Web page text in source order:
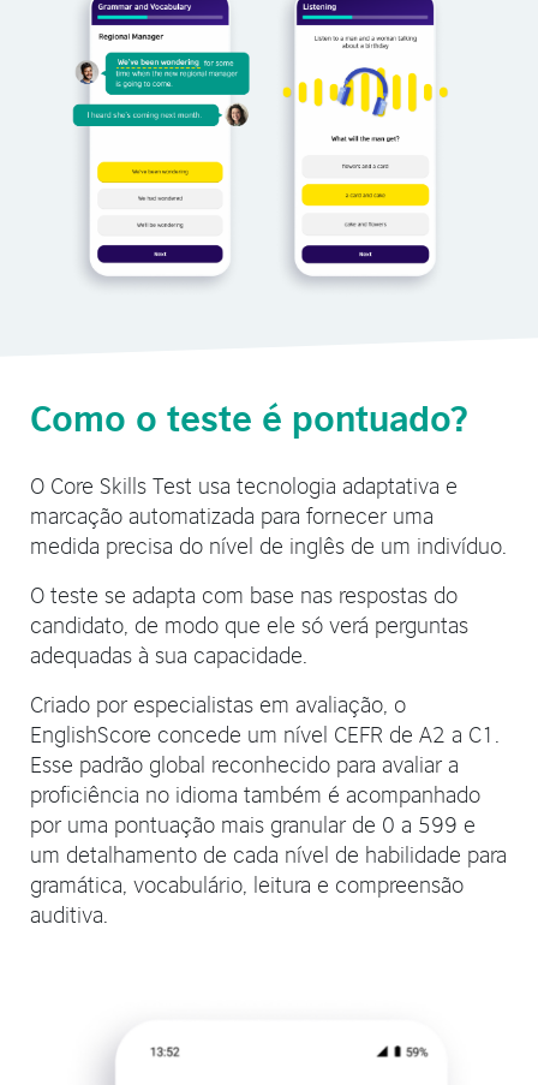
Como o teste é pontuado?
O Core Skills Test usa tecnologia adaptativa e
marcação automatizada para fornecer uma
medida precisa do nível de inglês de um indivíduo.
O teste se adapta com base nas respostas do
candidato, de modo que ele só verá perguntas
adequadas à sua capacidade.
Criado por especialistas em avaliação, o
EnglishScore concede um nível CEFR de A2 a C1.
Esse padrão global reconhecido para avaliar a
proficiência no idioma também é acompanhado
por uma pontuação mais granular de 0 a 599 e
um detalhamento de cada nível de habilidade para
gramática, vocabulário, leitura e compreensão
auditiva.